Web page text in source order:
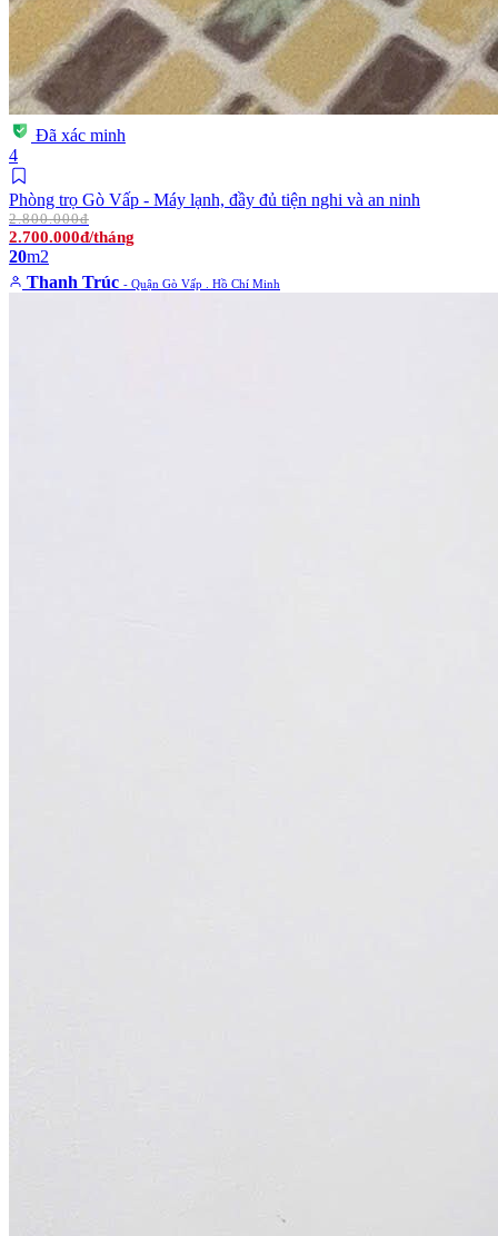
Đã xác minh
4
Phòng trọ Gò Vấp - Máy lạnh, đầy đủ tiện nghi và an ninh
2.800.000đ
2.700.000đ/tháng
20m2
Thanh Trúc - Quận Gò Vấp . Hồ Chí Minh